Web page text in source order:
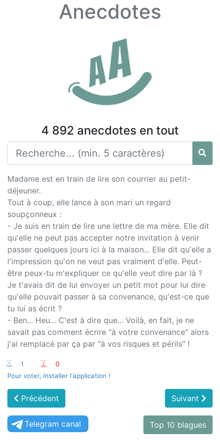
Anecdotes
4 892 anecdotes en tout
Madame est en train de lire son courrier au petit-
déjeuner.
Tout à coup, elle lance à son mari un regard
soupçonneux :
- Je suis en train de lire une lettre de ma mère. Elle dit
qu'elle ne peut pas accepter notre invitation à venir
passer quelques jours ici à la maison... Elle dit qu'elle a
l'impression qu'on ne veut pas vraiment d'elle. Peut-
être peux-tu m'expliquer ce qu'elle veut dire par là ?
Je t'avais dit de lui envoyer un petit mot pour lui dire
qu'elle pouvait passer à sa convenance, qu'est-ce que
tu lui as écrit ?
- Ben... Heu... C'est à dire que... Voilà, en fait, je ne
savait pas comment écrire "à votre convenance" alors
j'ai remplacé par ça par "à vos risques et périls" !
:-) 1 :-(
0
Pour voter, installer l'application !
Précédent Suivant
Telegram canal Top 10 blagues